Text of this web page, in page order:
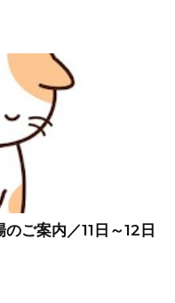
ご案内／11日～12日